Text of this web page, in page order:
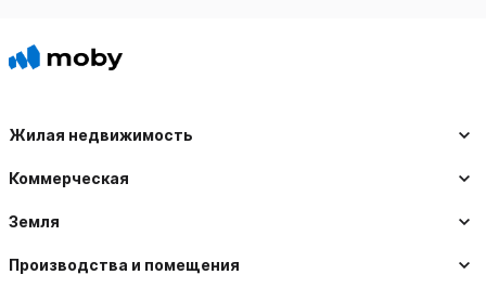
Жилая недвижимость
Коммерческая
Земля
Производства и помещения